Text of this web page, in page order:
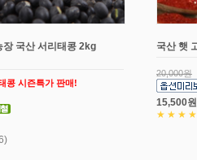
장 국산 서리태콩 2kg
콩 시즌특가 판매!
국산 햇
20,000원
15,500원